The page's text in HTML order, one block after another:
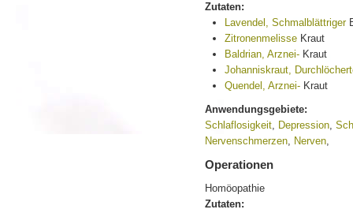
Zutaten:
Lavendel, Schmalblättriger
Zitronenmelisse Kraut
Baldrian, Arznei- Kraut
Johanniskraut,
Quendel, Arznei- Kraut
Anwendungsgebiete:
Schlaflosigkeit, Depression,
Nervenschmerzen, Nerven,
Operationen
Homöopathie
Zutaten: